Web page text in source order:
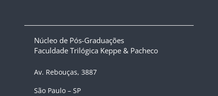
Núcleo de Pós-Graduações
Faculdade Trilógica Keppe & Pacheco
Av. Rebouças, 3887
São Paulo – SP